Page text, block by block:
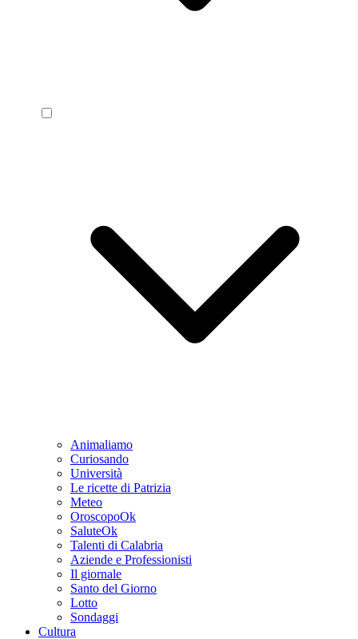
Animaliamo
Curiosando
Università
Le ricette di Patrizia
Meteo
OroscopoOk
SaluteOk
Talenti di Calabria
Aziende e Professionisti
Il giornale
Santo del Giorno
Lotto
Sondaggi
Cultura